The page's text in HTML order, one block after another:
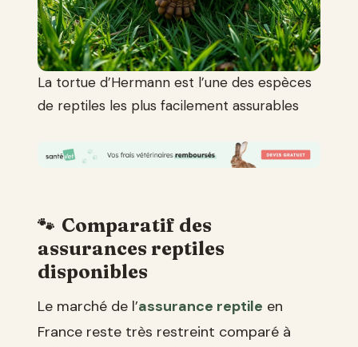
La tortue d’Hermann est l’une des espèces
de reptiles les plus facilement assurables
Comparatif des
assurances reptiles
disponibles
Le marché de l’assurance reptile en
France reste très restreint comparé à